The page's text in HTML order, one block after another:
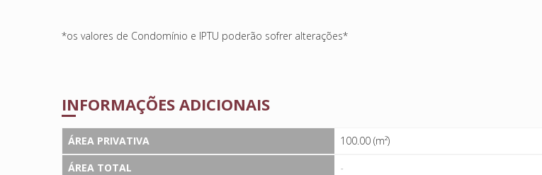
*os valores de Condomínio e IPTU poderão sofrer alterações*
INFORMAÇÕES ADICIONAIS
ÁREA PRIVATIVA
100.00 (m²)
ÁREA TOTAL
-